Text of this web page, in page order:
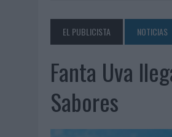
07/08/2026 | MG SPIRIT RELANZA
07/08/2026
| PATRÓN CONVIERTE
07/08/2026
| EL VERANO PONE A
07/08/2026
| VUELING CONVIERTE
EL PUBLICISTA NOTICIAS
Fanta Uva
Sabores